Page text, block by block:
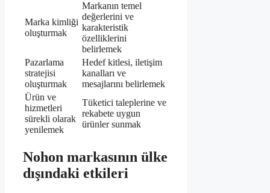
Marka kimliği
oluşturmak
Markanın temel
değerlerini ve
karakteristik
özelliklerini
belirlemek
Pazarlama
stratejisi
oluşturmak
Hedef kitlesi, iletişim
kanalları ve
mesajlarını belirlemek
Ürün ve
hizmetleri
sürekli olarak
yenilemek
Tüketici taleplerine ve
rekabete uygun
ürünler sunmak
Nohon markasının ülke
dışındaki etkileri